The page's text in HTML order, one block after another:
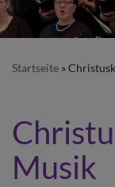
Startseite
Musik